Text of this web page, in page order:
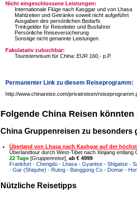
Nicht eingeschlossene Leistungen:
Internationale Flüge nach Kasggar und von Lhasa
Mahlzeiten und Getränke soweit nicht aufgeführt
Ausgaben des persönlichen Bedarfs
Trinkgelder für Reiseleiter und Busfahrer
Persönliche Reiseversicherung
Sonstige nicht genannte Leistungen
Fakulatativ zubuchbar:
Touristenvisum für China: EUR 160,- p.P.
Permanenter Link zu diesem Reiseprogramm:
http://www.chinareise.com/privatreisen/
Folgende China Reisen
China Gruppenreisen zu besonders
Überland von Lhasa nach Kashgar auf der
Überlandtour durch West-Tibet nach Xinjiang
22 Tage [Gruppenreise], ab € 4999
Frankfurt - Chengdu - Lhasa - Gyantse - Shigatse -
- Gar (Shiquhe) - Rutog - Banggong Co - Domar -
Nützliche Reisetipps